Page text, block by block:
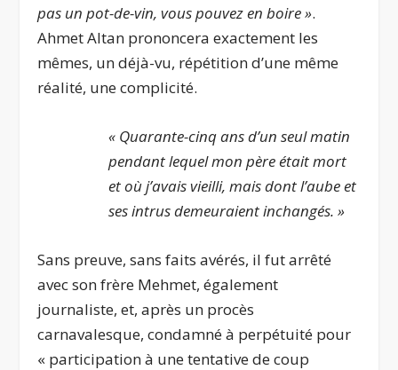
pas un pot-de-vin, vous pouvez en boire ».
Ahmet Altan prononcera exactement les
mêmes, un déjà-vu, répétition d’une même
réalité, une complicité.
« Quarante-cinq ans d’un seul matin
pendant lequel mon père était mort
et où j’avais vieilli, mais dont l’aube et
ses intrus demeuraient inchangés. »
Sans preuve, sans faits avérés, il fut arrêté
avec son frère Mehmet, également
journaliste, et, après un procès
carnavalesque, condamné à perpétuité pour
« participation à une tentative de coup